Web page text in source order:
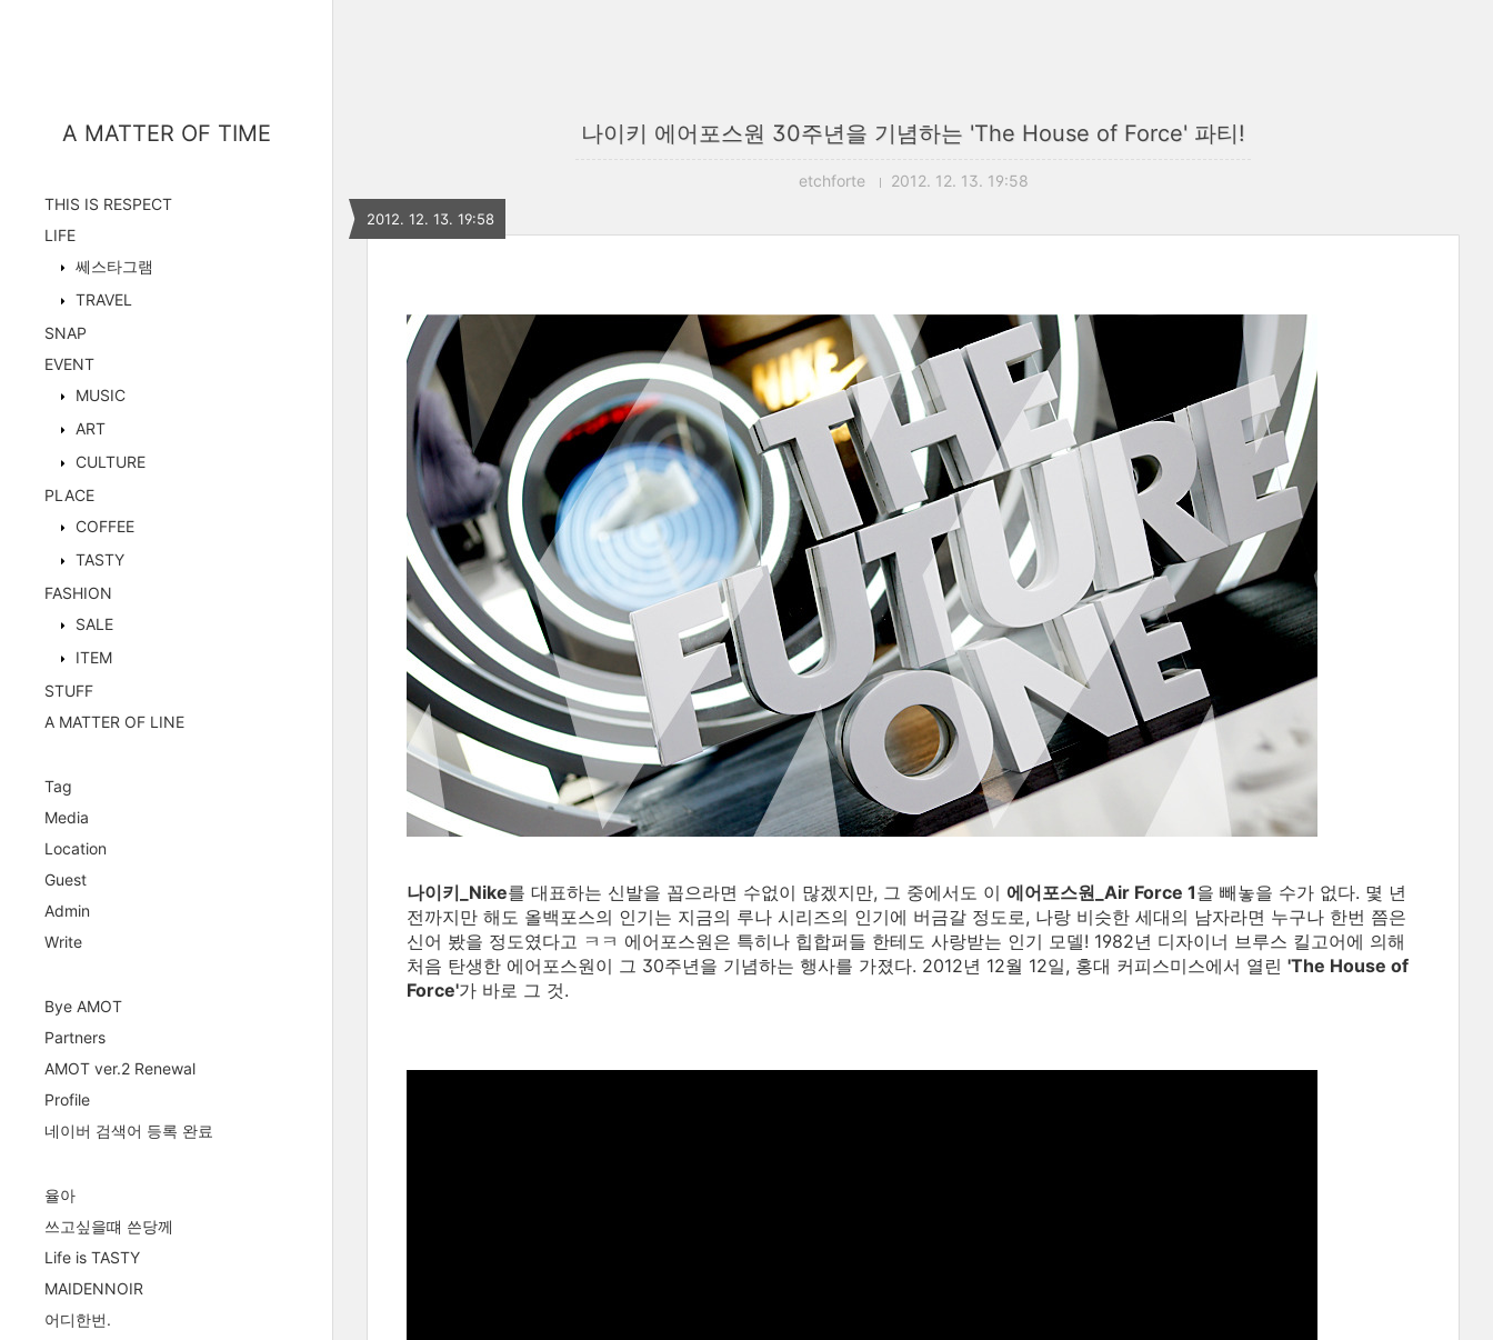
A MATTER OF TIME
THIS IS RESPECT
LIFE
쎄스타그램
TRAVEL
SNAP
EVENT
MUSIC
ART
CULTURE
PLACE
COFFEE
TASTY
FASHION
SALE
ITEM
STUFF
A MATTER OF LINE
Tag
Media
Location
Guest
Admin
Write
Bye AMOT
Partners
AMOT ver.2 Renewal
Profile
네이버 검색어 등록 완료
율아
쓰고싶을떄 쓴당께
Life is TASTY
MAIDENNOIR
어디한번.
나이키 에어포스원 30주년을 기념하는 'The House of Force' 파티!
etchforte 2012. 12. 13. 19:58
2012. 12. 13. 19:58
나이키_Nike를 대표하는 신발을 꼽으라면 수없이 많겠지만, 그 중에서도 이 에어포스원_Air Force 1을 빼놓을 수가 없다. 몇 년
전까지만 해도 올백포스의 인기는 지금의 루나 시리즈의 인기에 버금갈 정도로, 나랑 비슷한 세대의 남자라면 누구나 한번 쯤은
신어 봤을 정도였다고 ㅋㅋ 에어포스원은 특히나 힙합퍼들 한테도 사랑받는 인기 모델! 1982년 디자이너 브루스 킬고어에 의해
처음 탄생한 에어포스원이 그 30주년을 기념하는 행사를 가졌다. 2012년 12월 12일, 홍대 커피스미스에서 열린 'The House of
Force'가 바로 그 것.